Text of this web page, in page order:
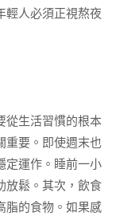
輕人必須正視熬夜
從生活習慣的根本
重要。即使週末也
定運作。睡前一小
放鬆。其次，飲食
脂的食物。如果感